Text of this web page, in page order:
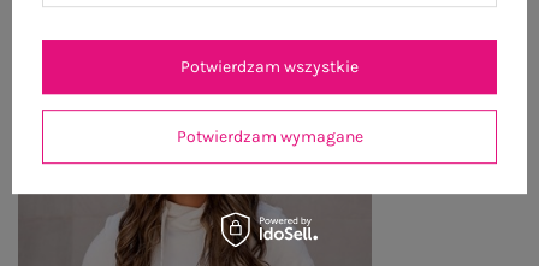
Zobacz wszystko
Potwierdzam wymagane
Potwierdzam wszystkie